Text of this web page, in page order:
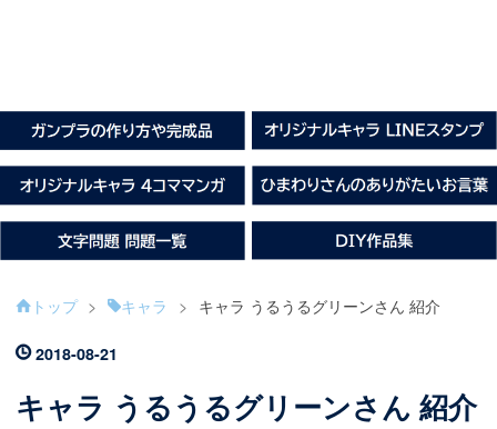
トップ > キャラ > キャラ うるうるグリーンさん 紹介
2018-08-21
キャラ うるうるグリーンさん 紹介